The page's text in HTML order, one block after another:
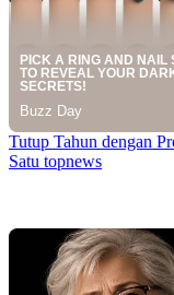
Tutup Tahun dengan
Satu topnews